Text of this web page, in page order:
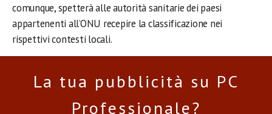
comunque, spetterà alle autorità sanitarie dei paesi
appartenenti all’ONU recepire la classificazione nei
rispettivi contesti locali.
La tua pubblicità su PC
Professionale?